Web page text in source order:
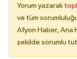
Yorum yazarak
ve tüm
Afyon Haber, Ana
şekilde sorumlu